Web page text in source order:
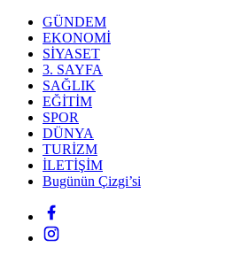
GÜNDEM
EKONOMİ
SİYASET
3. SAYFA
SAĞLIK
EĞİTİM
SPOR
DÜNYA
TURİZM
İLETİŞİM
Bugünün Çizgi’si